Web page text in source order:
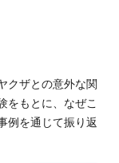
クザとの意外な関
をもとに、なぜこ
例を通じて振り返